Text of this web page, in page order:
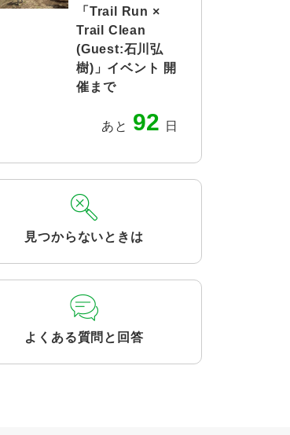
「Trail Run ×
Trail Clean
(Guest:石川弘
樹)」イベント 開
催まで
あと 92 日
見つからないときは
よくある質問と回答